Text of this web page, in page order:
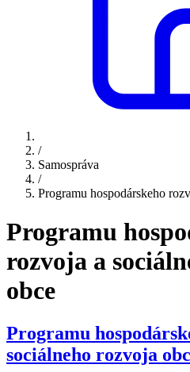
/
Samospráva
/
Programu hospodárskeho
Programu
rozvoja a
obce
Programu
sociálneho rozvoja